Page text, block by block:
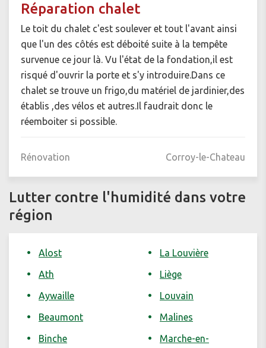
Réparation chalet
Le toit du chalet c'est soulever et tout l'avant ainsi
que l'un des côtés est déboité suite à la tempête
survenue ce jour là. Vu l'état de la fondation,il est
risqué d'ouvrir la porte et s'y introduire.Dans ce
chalet se trouve un frigo,du matériel de jardinier,des
établis ,des vélos et autres.Il faudrait donc le
réemboiter si possible.
Rénovation Corroy-le-Chateau
Lutter contre l'humidité dans votre
région
Alost
Ath
Aywaille
Beaumont
Binche
La Louvière
Liège
Louvain
Malines
Marche-en-